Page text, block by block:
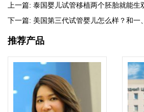
上一篇: 泰国婴儿试管移植两个胚胎就能生
下一篇: 美国第三代试管婴儿怎么样？和一
推荐产品